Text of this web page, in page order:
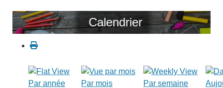
Calendrier
Par année Par mois Par semaine